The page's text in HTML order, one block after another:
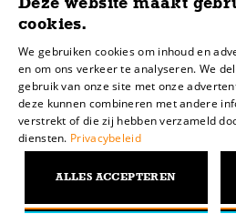
RB-Media
Webdesign
cookies.
We gebruiken cookies om inhoud en
en om ons verkeer te analyseren. We
gebruik van onze site met onze
deze kunnen combineren met andere
verstrekt of die zij hebben verzameld
diensten. Privacybeleid
ALLES ACCEPTEREN